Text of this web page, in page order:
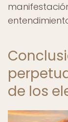
de los